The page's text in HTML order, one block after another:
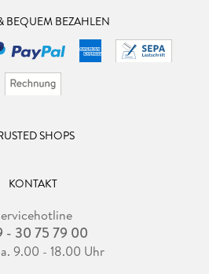
BEQUEM BEZAHLEN
SHOPS
KONTAKT
- 30 75 79 00
9.00 - 18.00 Uhr